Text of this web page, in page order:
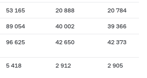
53 165 20 888 20 784
89 054 40 002 39 366
96 625 42 650 42 373
5 418 2 912 2 905